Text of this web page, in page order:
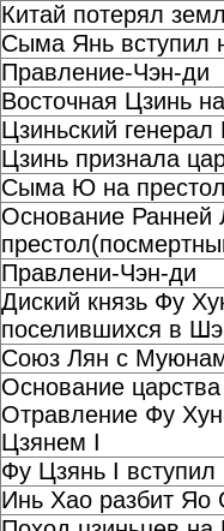
Китай потерял
Сыма Янь вступил
Правление-Чэн-ди
Восточная Цзинь
Цзиньский
Цзинь признала
Сыма Ю на
Основание
Правлени-Чэн-ди
Диский князь Фу
поселившихся в
Союз Лян с
Основание
Отравление Фу
Цзянем I
Фу Цзянь I
Инь Хао разбит